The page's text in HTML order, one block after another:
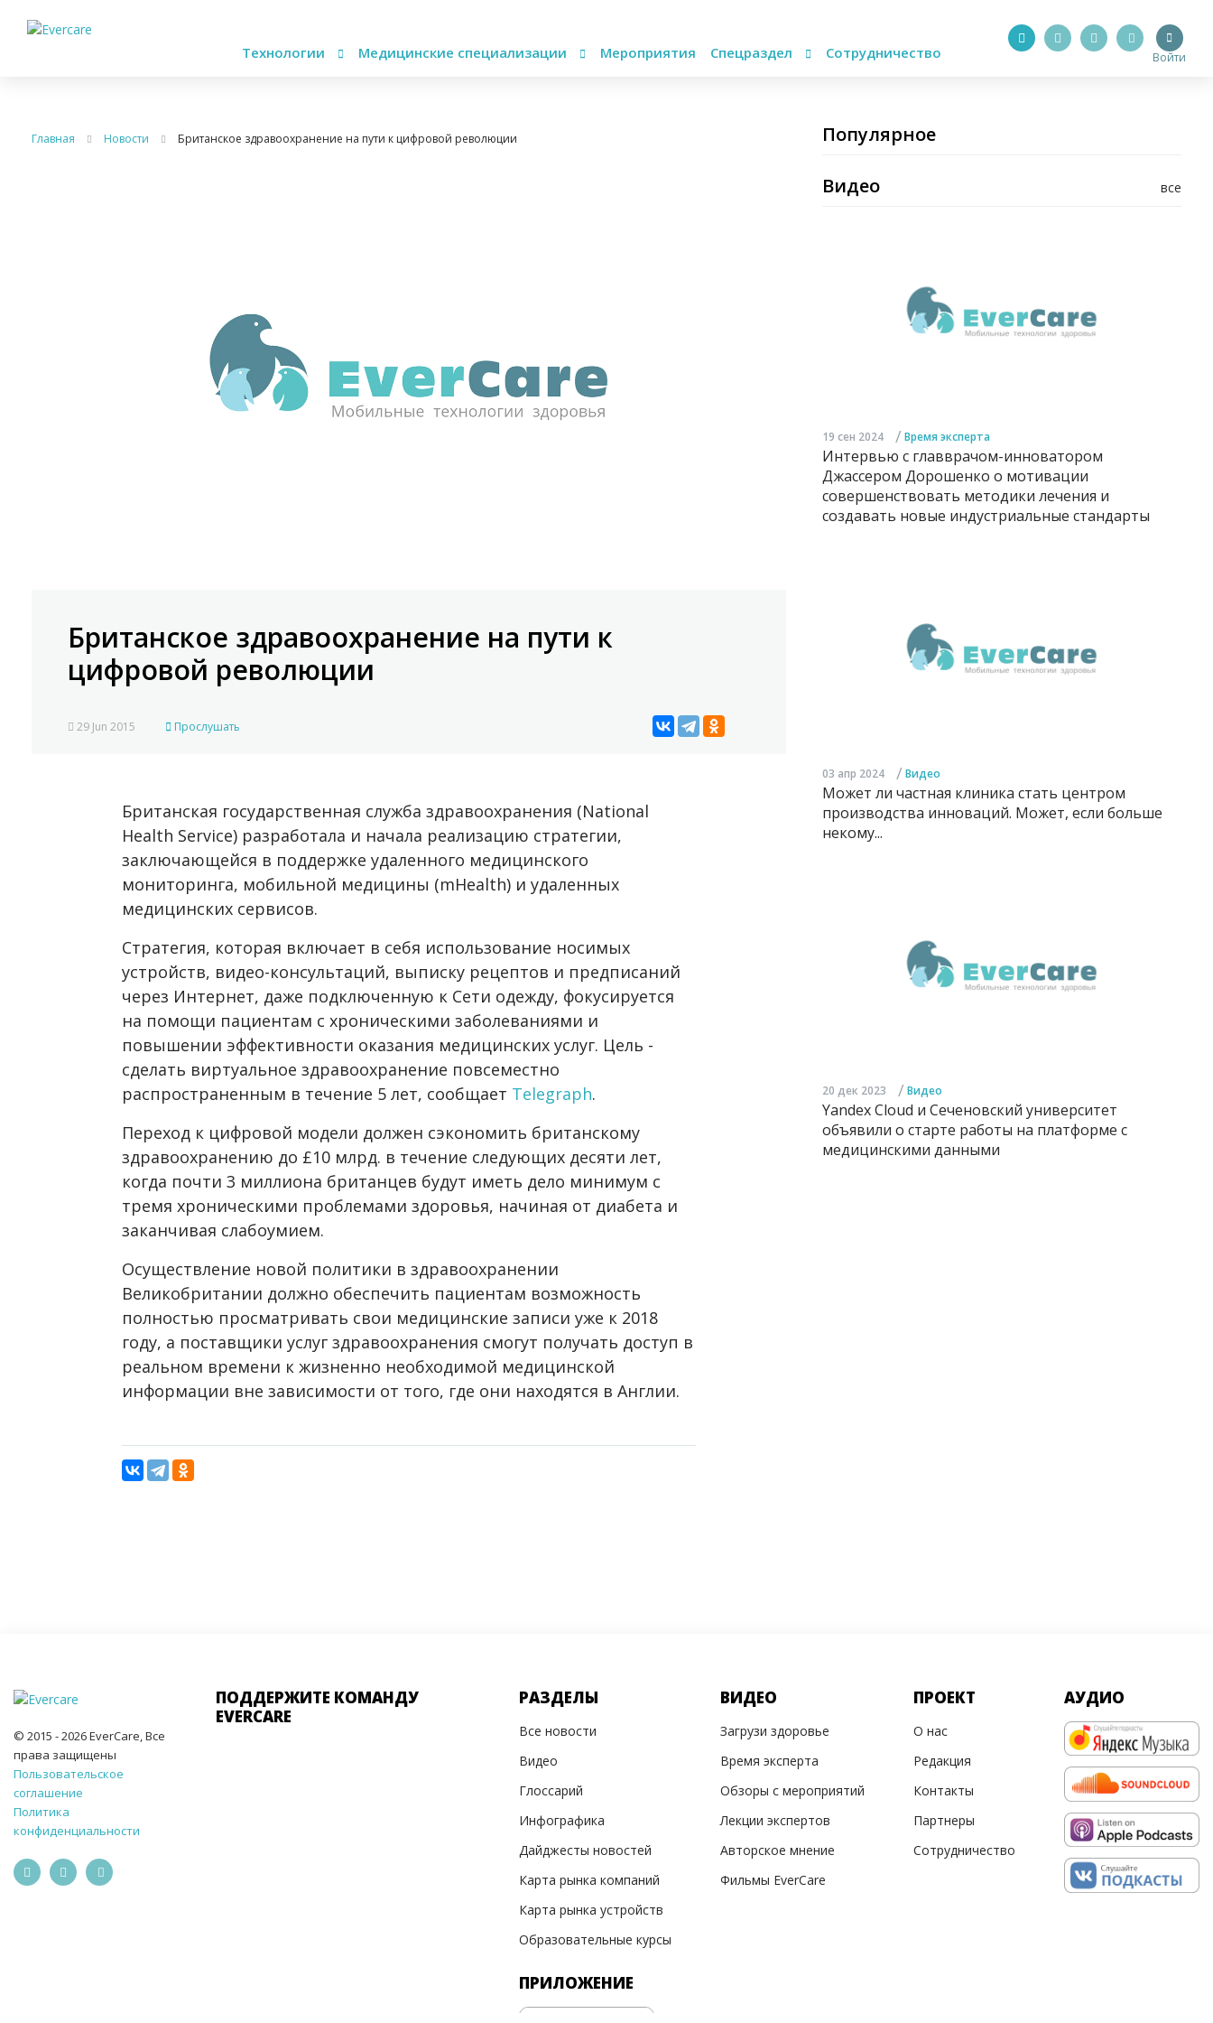
Технологии Медицинские специализации Мероприятия Спецраздел Сотрудничество Войти
Главная Новости Британское здравоохранение на пути к цифровой революции
Британское здравоохранение на пути к
цифровой революции
29 Jun 2015 Прослушать
Британская государственная служба здравоохранения (National
Health Service) разработала и начала реализацию стратегии,
заключающейся в поддержке удаленного медицинского
мониторинга, мобильной медицины (mHealth) и удаленных
медицинских сервисов.
Стратегия, которая включает в себя использование носимых
устройств, видео-консультаций, выписку рецептов и предписаний
через Интернет, даже подключенную к Сети одежду, фокусируется
на помощи пациентам с хроническими заболеваниями и
повышении эффективности оказания медицинских услуг. Цель -
сделать виртуальное здравоохранение повсеместно
распространенным в течение 5 лет, сообщает Telegraph.
Переход к цифровой модели должен сэкономить британскому
здравоохранению до £10 млрд. в течение следующих десяти лет,
когда почти 3 миллиона британцев будут иметь дело минимум с
тремя хроническими проблемами здоровья, начиная от диабета и
заканчивая слабоумием.
Осуществление новой политики в здравоохранении
Великобритании должно обеспечить пациентам возможность
полностью просматривать свои медицинские записи уже к 2018
году, а поставщики услуг здравоохранения смогут получать доступ в
реальном времени к жизненно необходимой медицинской
информации вне зависимости от того, где они находятся в Англии.
Популярное
все
Видео
19 сен 2024 / Время эксперта
Интервью с главврачом-инноватором
Джассером Дорошенко о мотивации
совершенствовать методики лечения и
создавать новые индустриальные стандарты
03 апр 2024 / Видео
Может ли частная клиника стать центром
производства инноваций. Может, если больше
некому...
20 дек 2023 / Видео
Yandex Cloud и Сеченовский университет
объявили о старте работы на платформе с
медицинскими данными
© 2015 - 2026 EverCare, Все
права защищены
Пользовательское
соглашение
Политика
конфиденциальности
ПОДДЕРЖИТЕ КОМАНДУ
EVERCARE
РАЗДЕЛЫ
Все новости
Видео
Глоссарий
Инфографика
Дайджесты новостей
Карта рынка компаний
Карта рынка устройств
Образовательные курсы
ПРИЛОЖЕНИЕ
ВИДЕО
Загрузи здоровье
Время эксперта
Обзоры с мероприятий
Лекции экспертов
Авторское мнение
Фильмы EverCare
ПРОЕКТ
О нас
Редакция
Контакты
Партнеры
Сотрудничество
АУДИО